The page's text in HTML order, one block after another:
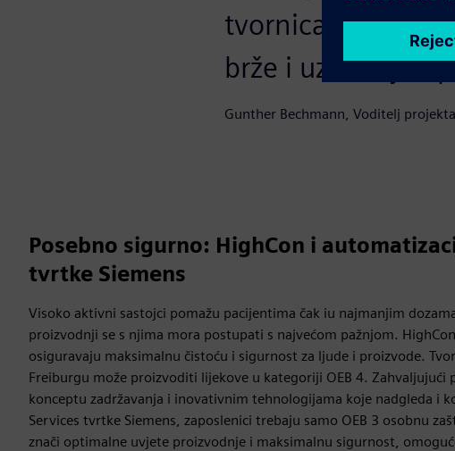
tvornica Pfizer u
brže i uz manje
Gunther Bechmann, Voditelj
Posebno sigurno: HighCon i
tvrtke Siemens
Visoko aktivni sastojci pomažu pacijentima čak iu najmanjim
proizvodnji se s njima mora postupati s najvećom pažnjom.
osiguravaju maksimalnu čistoću i sigurnost za ljude i proizvode.
Freiburgu može proizvoditi lijekove u kategoriji OEB 4. Zahvaljujući
konceptu zadržavanja i inovativnim tehnologijama koje nadgleda i
Services tvrtke Siemens, zaposlenici trebaju samo OEB 3 osobnu
znači optimalne uvjete proizvodnje i maksimalnu sigurnost,